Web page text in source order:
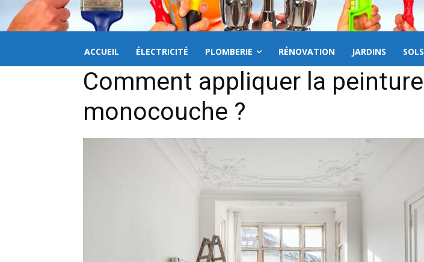
ACCUEIL ÉLECTRICITÉ PLOMBERIE RÉNOVATION JARDINS SOLS
Comment appliquer la peinture
monocouche ?